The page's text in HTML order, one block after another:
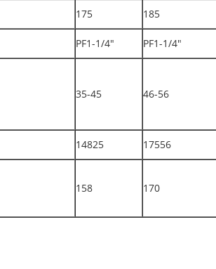
175
185
PF1-1/4"
PF1-1/4"
35-45 46-56
14825
17556
158 170